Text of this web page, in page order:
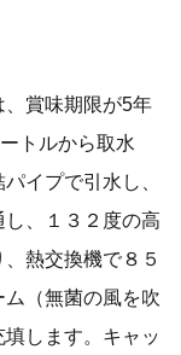
、賞味期限が5年
トルから取水
イプで引水し、
、１３２度の高
熱交換機で８５
（無菌の風を吹
します。キャッ